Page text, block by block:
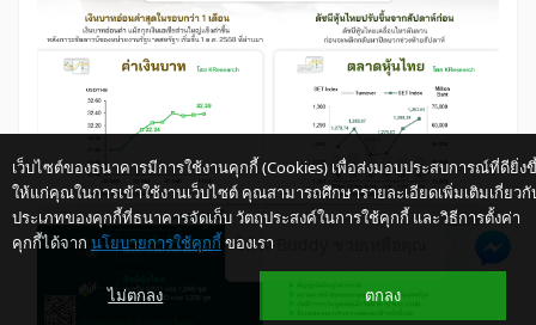
เว็บไซต์ของธนาคารมีการใช้งานคุกกี้ (Cookies) เพื่อส่งมอบประสบการณ์ที่ดียิ่ง
ให้แก่คุณในการเข้าใช้งานเว็บไซต์ คุณสามารถศึกษารายละเอียดเพิ่มเติมเกี่ยวกั
ประเภทของคุกกี้ที่ธนาคารจัดเก็บ วัตถุประสงค์ในการใช้คุกกี้ และวิธีการตั้งค่า
คุกกี้ได้จาก นโยบายการใช้คุกกี้ ของเรา
ไม่ตกลง ตกลง
ให้ K-Buddy ช่วยเหลือคุณ